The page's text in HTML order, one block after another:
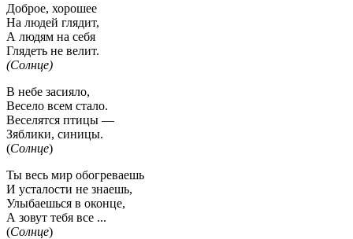
Доброе, хорошее
На людей глядит,
А людям на себя
Глядеть не велит.
(Солнце)
В небе засияло,
Весело всем стало.
Веселятся птицы —
Зяблики, синицы.
(Солнце)
Ты весь мир обогреваешь
И усталости не знаешь,
Улыбаешься в оконце,
А зовут тебя все ...
(Солнце)